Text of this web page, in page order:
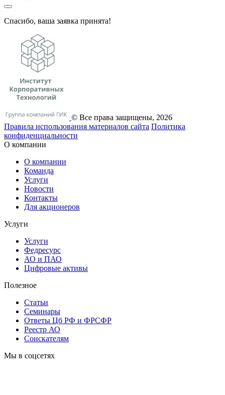
Спасибо, ваша заявка принята!
© Все права защищены, 2026
Правила использования материалов сайта Политика
конфиденциальности
О компании
О компании
Команда
Услуги
Новости
Контакты
Для акционеров
Услуги
Услуги
Федресурс
АО и ПАО
Цифровые активы
Полезное
Статьи
Cеминары
Ответы Цб РФ и ФРСФР
Реестр АО
Соискателям
Мы в соцсетях